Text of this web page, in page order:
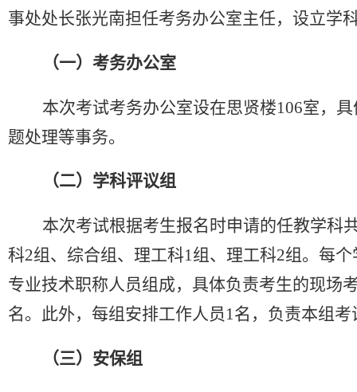
事处处长张光南担任考务办公室主任，设立学
（一）考务办公室
本次考试考务办公室设在思贤楼106室，
题处理等事务。
（二）学科评议组
本次考试根据考生报名时申请的任教学科
科2组、 综合组、理工科1组、理工科2组。每
专业技术职称人员组成，具体负责考生的现场
名。此外，每组安排工作人员1名，负责本组
（三）安保组